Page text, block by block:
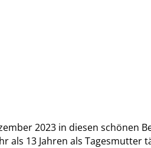
2023 in diesen schönen
als 13 Jahren als Tagesmutter